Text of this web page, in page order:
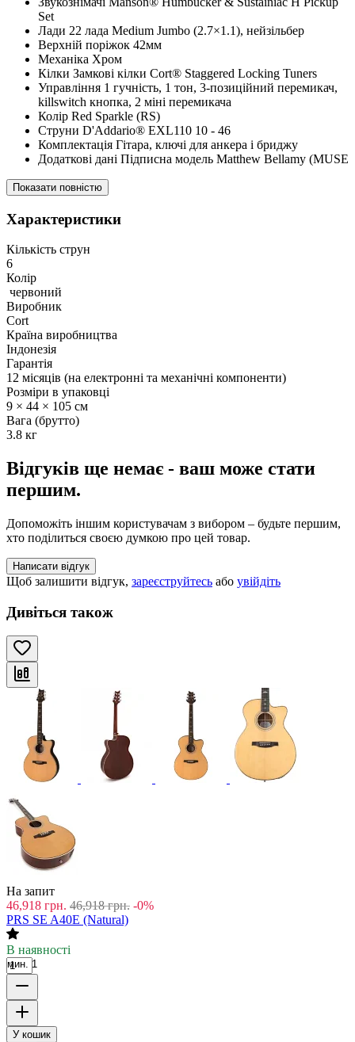
Set
Лади 22 лада Medium Jumbo (2.7×1.1), нейзільбер
Верхній поріжок 42мм
Механіка Хром
Кілки Замкові кілки Cort® Staggered Locking Tuners
Управління 1 гучність, 1 тон, 3-позиційний перемикач,
killswitch кнопка, 2 міні перемикача
Колір Red Sparkle (RS)
Струни D'Addario® EXL110 10 - 46
Комплектація Гітара, ключі для анкера і бриджу
Додаткові дані Підписна модель Matthew Bellamy (MUSE
Показати повністю
Характеристики
Кількість струн
6
Колір
червоний
Виробник
Cort
Країна виробництва
Індонезія
Гарантія
12 місяців (на електронні та механічні компоненти)
Розміри в упаковці
9 × 44 × 105 см
Вага (брутто)
3.8 кг
Відгуків ще немає - ваш може стати
першим.
Допоможіть іншим користувачам з вибором – будьте першим,
хто поділиться своєю думкою про цей товар.
Написати відгук
Щоб залишити відгук, зареєструйтесь або увійдіть
Дивіться також
На запит
46,918 грн. 46,918 грн. -0%
PRS SE A40E (Natural)
В наявності
мин. 1
У кошик